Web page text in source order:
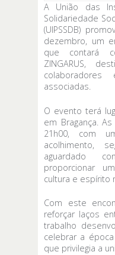
A União das
Solidariedade
(UIPSSDB)
dezembro, um
que contará
ZINGARUS,
associadas.
O evento terá
em Bragança.
21h00, com
acolhimento,
aguardado
proporcionar
cultura e espírito
Com este
reforçar laços
trabalho
celebrar a
que privilegia a